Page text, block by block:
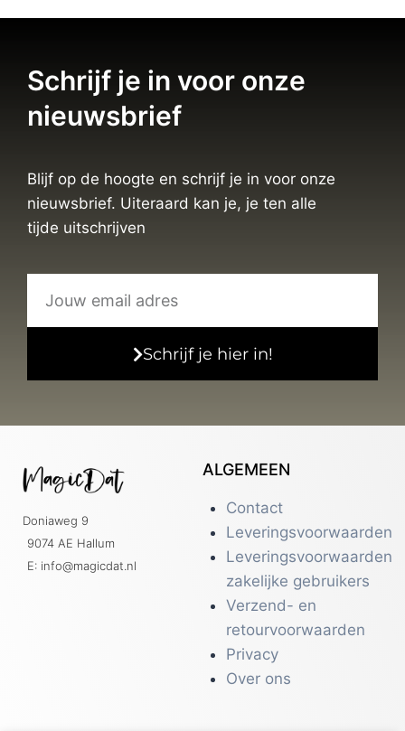
Schrijf je in voor onze
nieuwsbrief
Blijf op de hoogte en schrijf je in voor onze
nieuwsbrief. Uiteraard kan je, je ten alle
tijde uitschrijven
Schrijf je hier in!
Doniaweg 9
9074 AE Hallum
E: info@magicdat.nl
ALGEMEEN
Contact
Leveringsvoorwaarden
Leveringsvoorwaarden
zakelijke gebruikers
Verzend- en
retourvoorwaarden
Privacy
Over ons